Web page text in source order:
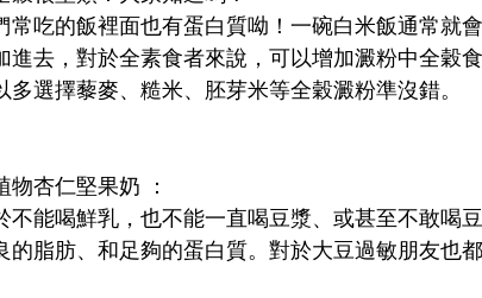
常吃的飯裡面也有蛋白質呦！一碗白米飯通常就
進去，對於全素食者來說，可以增加澱粉中全穀
多選擇藜麥、糙米、胚芽米等全穀澱粉準沒錯。
物杏仁堅果奶 ：
不能喝鮮乳，也不能一直喝豆漿、或甚至不敢喝
的脂肪、和足夠的蛋白質。對於大豆過敏朋友也都